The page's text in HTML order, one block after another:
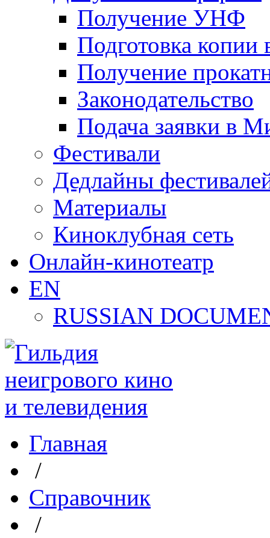
Получение УНФ
Подготовка копии
Получение
Законодательство
Подача заявки в
Фестивали
Дедлайны
Материалы
Киноклубная сеть
Онлайн-кинотеатр
EN
RUSSIAN
Главная
/
Справочник
/